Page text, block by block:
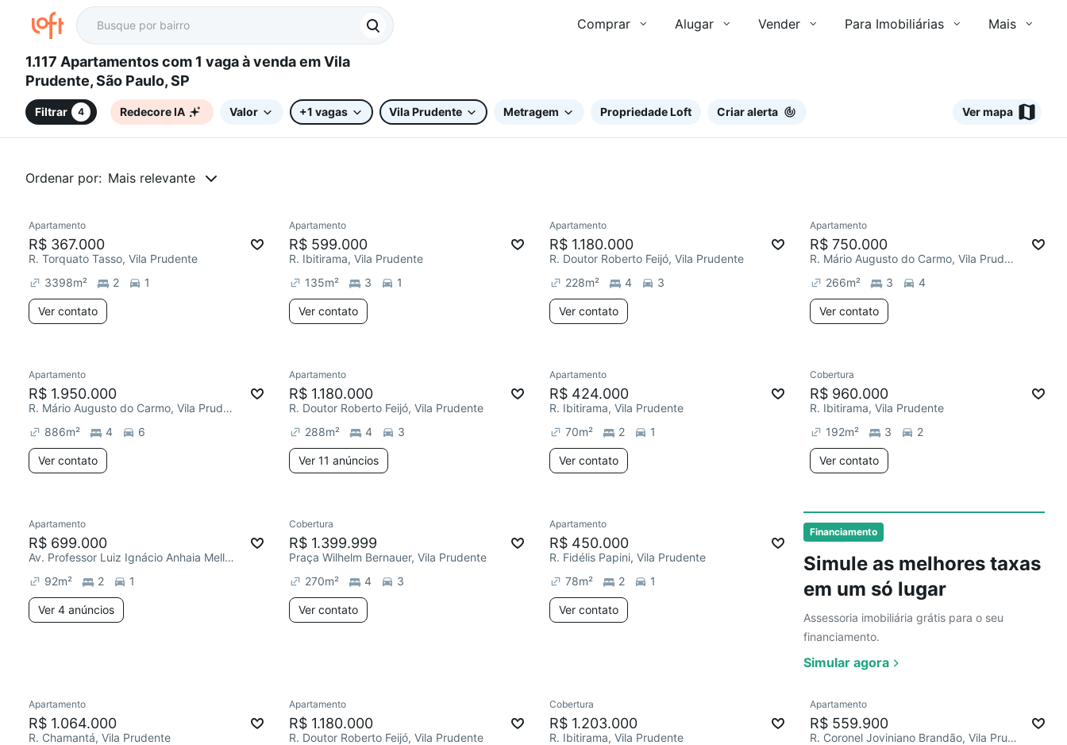
Comprar Alugar Vender Para Imobiliárias Mais
1.117 Apartamentos com 1 vaga à venda em Vila
Prudente, São Paulo, SP
Filtrar 4 Redecore IA Valor +1 vagas Vila Prudente Metragem Propriedade Loft Criar alerta Ver mapa
Ordenar por: Mais relevante
Financiamento
Simule as melhores taxas
em um só lugar
Assessoria imobiliária grátis para o seu
financiamento.
Simular agora
Redecorar
Apartamento
R$ 367.000
R. Torquato Tasso, Vila Prudente
3398m² 2 1
Ver contato
Chegou hoje
Apartamento
R$ 599.000
R. Ibitirama, Vila Prudente
135m² 3 1
Ver contato
Redecorar
Apartamento
R$ 1.180.000
R. Doutor Roberto Feijó, Vila Prudente
228m² 4 3
Ver contato
Redecorar
Apartamento
R$ 750.000
R. Mário Augusto do Carmo, Vila Prudente
266m² 3 4
Ver contato
Apartamento
R$ 1.950.000
R. Mário Augusto do Carmo, Vila Prudente
886m² 4 6
Ver contato
Redecorar
Apartamento
R$ 1.180.000
R. Doutor Roberto Feijó, Vila Prudente
288m² 4 3
Ver 11 anúncios
Redecorar
Apartamento
R$ 424.000
R. Ibitirama, Vila Prudente
70m² 2 1
Ver contato
Redecorar
Cobertura
R$ 960.000
R. Ibitirama, Vila Prudente
192m² 3 2
Ver contato
Redecorar
Apartamento
R$ 699.000
Av. Professor Luiz Ignácio Anhaia Mello, Vila Prudente
92m² 2 1
Ver 4 anúncios
Chegou há 1 dia
Cobertura
R$ 1.399.999
Praça Wilhelm Bernauer, Vila Prudente
270m² 4 3
Ver contato
Redecorar
Apartamento
R$ 450.000
R. Fidélis Papini, Vila Prudente
78m² 2 1
Ver contato
Redecorar
Apartamento
R$ 1.064.000
R. Chamantá, Vila Prudente
Apartamento
R$ 1.180.000
R. Doutor Roberto Feijó, Vila Prudente
Cobertura
R$ 1.203.000
R. Ibitirama, Vila Prudente
Apartamento
R$ 559.900
R. Coronel Joviniano Brandão, Vila Prudente